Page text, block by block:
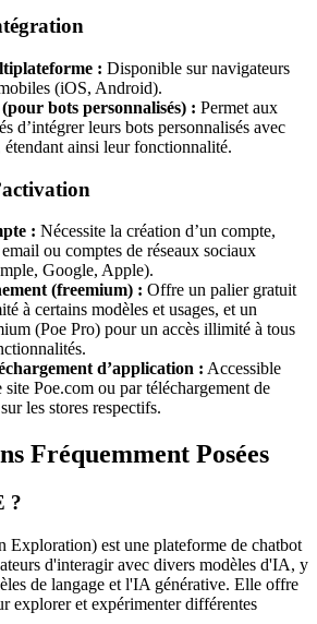
: Disponible sur navigateurs
(iOS, Android).
bots personnalisés) : Permet aux
d’intégrer leurs bots personnalisés avec
étendant ainsi leur fonctionnalité.
: Nécessite la création d’un compte,
ou comptes de réseaux sociaux
Google, Apple).
(freemium) : Offre un palier gratuit
à certains modèles et usages, et un
(Poe Pro) pour un accès illimité à tous
d’application : Accessible
Poe.com ou par téléchargement de
les stores respectifs.
Fréquemment Posées
?
Exploration) est une plateforme de chatbot
d'interagir avec divers modèles d'IA, y
de langage et l'IA générative. Elle offre
explorer et expérimenter différentes